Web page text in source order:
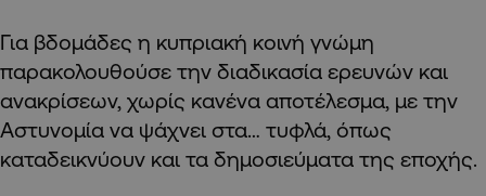
Για βδομάδες η κυπριακή κοινή γνώμη
παρακολουθούσε την διαδικασία ερευνών και
ανακρίσεων, χωρίς κανένα αποτέλεσμα, με την
Αστυνομία να ψάχνει στα… τυφλά, όπως
καταδεικνύουν και τα δημοσιεύματα της εποχής.